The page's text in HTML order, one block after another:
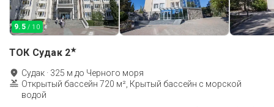
9.5 / 10
ТОК Судак 2★
Судак · 325 м до Черного моря
Открытый бассейн 720 м², Крытый бассейн с морской
водой